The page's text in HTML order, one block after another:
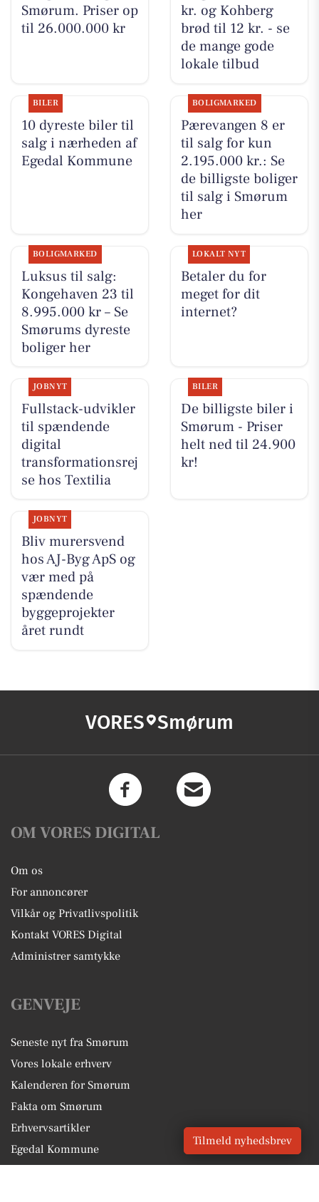
Smørum. Priser op
til 26.000.000 kr
kr. og Kohberg
brød til 12 kr. - se
de mange gode
lokale tilbud
BILER
10 dyreste biler til
salg i nærheden af
Egedal Kommune
BOLIGMARKED
Pærevangen 8 er
til salg for kun
2.195.000 kr.: Se
de billigste boliger
til salg i Smørum
her
BOLIGMARKED
Luksus til salg:
Kongehaven 23 til
8.995.000 kr – Se
Smørums dyreste
boliger her
LOKALT NYT
Betaler du for
meget for dit
internet?
JOBNYT
Fullstack-udvikler
til spændende
digital
transformationsrej
se hos Textilia
BILER
De billigste biler i
Smørum - Priser
helt ned til 24.900
kr!
JOBNYT
Bliv murersvend
hos AJ-Byg ApS og
vær med på
spændende
byggeprojekter
året rundt
VORES Smørum
OM VORES DIGITAL
Om os
For annoncører
Vilkår og Privatlivspolitik
Kontakt VORES Digital
Administrer samtykke
GENVEJE
Seneste nyt fra Smørum
Vores lokale erhverv
Kalenderen for Smørum
Fakta om Smørum
Erhvervsartikler
Egedal Kommune
Tilmeld nyhedsbrev